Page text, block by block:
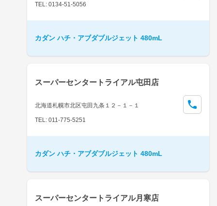
TEL: 0134-51-5056
カダン ハチ・アブダブルジェット 480mL
スーパーセンタートライアル屯田店
北海道札幌市北区屯田九条１２－１－１
TEL: 011-775-5251
カダン ハチ・アブダブルジェット 480mL
スーパーセンタートライアル月寒店